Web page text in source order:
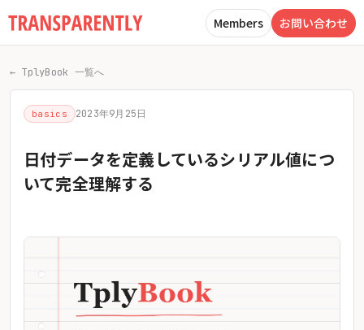
Members お問い合わせ
← TplyBook 一覧へ
basics 2023年9月25日
日付データを定義しているシリアル値につ
いて完全理解する